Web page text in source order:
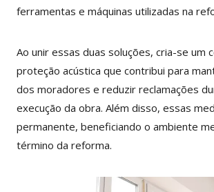
ferramentas e máquinas utilizadas na
Ao unir essas duas soluções, cria-se um
proteção acústica que contribui para
dos moradores e reduzir reclamações
execução da obra. Além disso, essas
permanente, beneficiando o ambiente
término da reforma.